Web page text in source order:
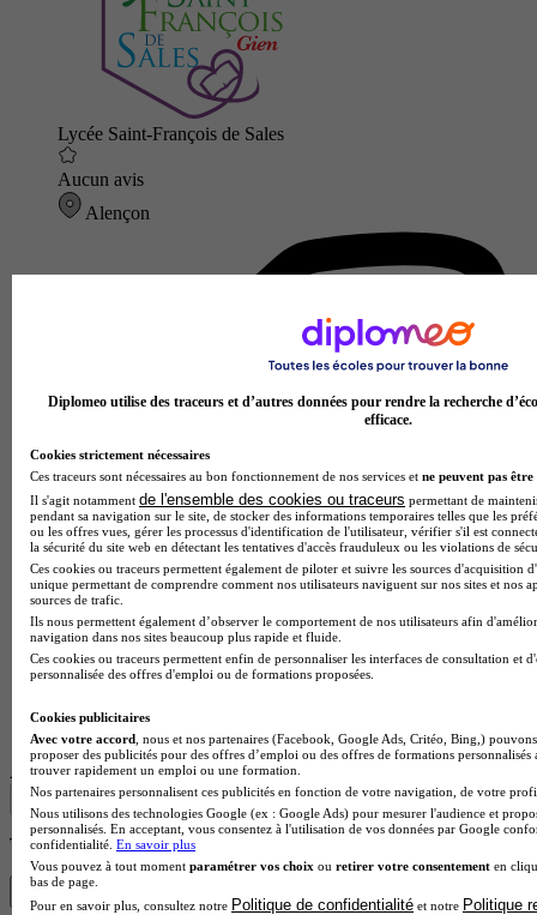
Lycée Saint-François de Sales
Aucun avis
Alençon
Lycée GT
Voir l’établissement
Afficher plus de résultats
Trouve ton BAC Pro en 1 min avec Diplomeo !
Trouver mon école
Diplomeo utilise des traceurs et d’autres données pour rendre la recherche
efficace.
Cookies strictement nécessaires
Ces traceurs sont nécessaires au bon fonctionnement de nos services et ne peuvent pas être
Il s'agit notamment de l'ensemble des cookies ou traceurs permettant de
pendant sa navigation sur le site, de stocker des informations temporaires telles que les
ou les offres vues, gérer les processus d'identification de l'utilisateur, vérifier s'il est
la sécurité du site web en détectant les tentatives d'accès frauduleux ou les violations de
Ces cookies ou traceurs permettent également de piloter et suivre les sources d'acquisition
unique permettant de comprendre comment nos utilisateurs naviguent sur nos sites et nos
sources de trafic.
Ils nous permettent également d’observer le comportement de nos utilisateurs afin
navigation dans nos sites beaucoup plus rapide et fluide.
Ces cookies ou traceurs permettent enfin de personnaliser les interfaces de consultation et
personnalisée des offres d'emploi ou de formations proposées.
Cookies publicitaires
Avec votre accord , nous et nos partenaires (Facebook, Google Ads, Critéo, Bing,)
proposer des publicités pour des offres d’emploi ou des offres de formations
trouver rapidement un emploi ou une formation.
Nos partenaires personnalisent ces publicités en fonction de votre navigation, de votre
Nous utilisons des technologies Google (ex : Google Ads) pour mesurer l'audience et
personnalisés. En acceptant, vous consentez à l'utilisation de vos données par Google
confidentialité. En savoir plus
Vous pouvez à tout moment paramétrer vos choix ou retirer votre consentement en
bas de page.
Pour en savoir plus, consultez notre Politique de confidentialité et notre Politique